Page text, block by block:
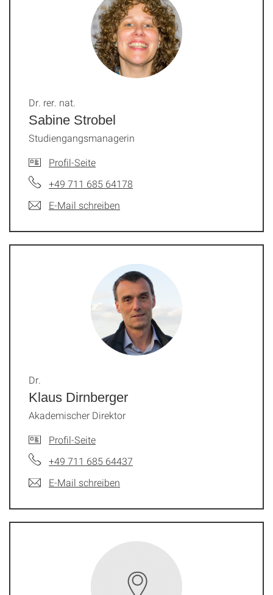
Sabine Strobel
Dr. rer. nat.
Studiengangsmanagerin
Profil-Seite
+49 711 685 64178
E-Mail schreiben
Klaus Dirnberger
Dr.
Akademischer Direktor
Profil-Seite
+49 711 685 64437
E-Mail schreiben